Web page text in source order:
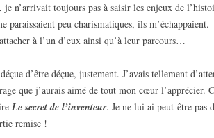
je n’arrivait toujours pas à saisir les enjeux de
paraissaient peu charismatiques, ils m’échappaient.
à l’un d’eux ainsi qu’à leur parcours…
d’être déçue, justement. J’avais tellement
que j’aurais aimé de tout mon cœur l’apprécier.
Le secret de l’inventeur. Je ne lui ai peut-être pas
remise !